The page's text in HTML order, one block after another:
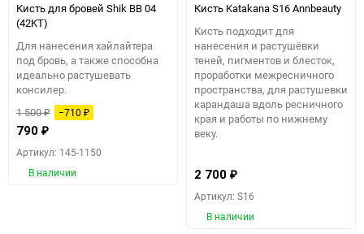
Кисть для бровей Shik BB 04
(42KT)
Для нанесения хайлайтера
под бровь, а также способна
идеально растушевать
консилер.
1 500₽ −710 ₽
790 ₽
Артикул: 145-1150
В наличии
Кисть Katakana S16 Annbeauty
Кисть подходит для
нанесения и растушёвки
теней, пигментов и блесток,
проработки межресничного
пространства, для растушевки
карандаша вдоль ресничного
края и работы по нижнему
веку.
2 700 ₽
Артикул: S16
В наличии